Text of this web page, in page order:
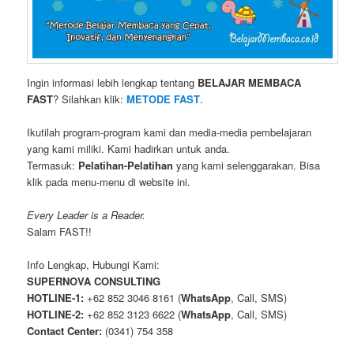
Ingin informasi lebih lengkap tentang BELAJAR MEMBACA
FAST? Silahkan klik:METODE FAST.
Ikutilah program-program kami dan media-media pembelajaran
yang kami miliki. Kami hadirkan untuk anda.
Termasuk: Pelatihan-Pelatihan yang kami selenggarakan. Bisa
klik pada menu-menu di website ini.
Every Leader is a Reader.
Salam FAST!!
Info Lengkap, Hubungi Kami:
SUPERNOVA CONSULTING
HOTLINE-1: +62 852 3046 8161 (WhatsApp, Call, SMS)
HOTLINE-2: +62 852 3123 6622 (WhatsApp, Call, SMS)
Contact Center: (0341) 754 358